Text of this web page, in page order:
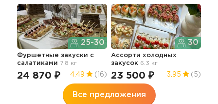
25-30
Фуршетные закуски с
салатиками 7.8 кг
24 870 ₽ 4.49 (16)
30
Ассорти холодных
закусок 6.3 кг
23 500 ₽ 3.95 (5)
Все предложения